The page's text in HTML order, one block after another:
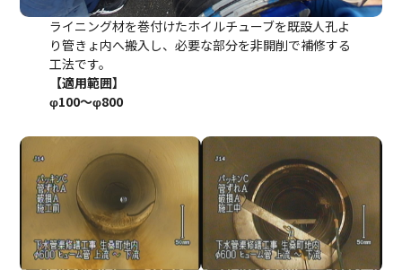
ライニング材を巻付けたホイルチューブを既設人孔よ
り管きょ内へ搬入し、必要な部分を非開削で補修する
工法です。
【適用範囲】
φ100～φ800